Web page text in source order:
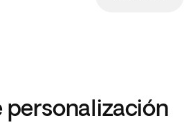
personalización